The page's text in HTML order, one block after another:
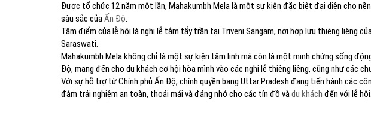
Được tổ chức 12 năm một lần, Mahakumbh Mela là một sự kiện đặc biệt đại diện cho
sâu sắc củaẤn Độ.
Tâm điểm của lễ hội là nghi lễ tắm tẩy trần tại Triveni Sangam, nơi hợp lưu thiêng liêng
Saraswati.
Mahakumbh Mela không chỉ là một sự kiện tâm linh mà còn là một minh chứng sống
Độ, mang đến cho du khách cơ hội hòa mình vào các nghi lễ thiêng liêng, cũng như các
Với sự hỗ trợ từ Chính phủ Ấn Độ, chính quyền bang Uttar Pradesh đang tiến hành các
đảm trải nghiệm an toàn, thoải mái và đáng nhớ cho các tín đồ vàdu khách đến với lễ hội.